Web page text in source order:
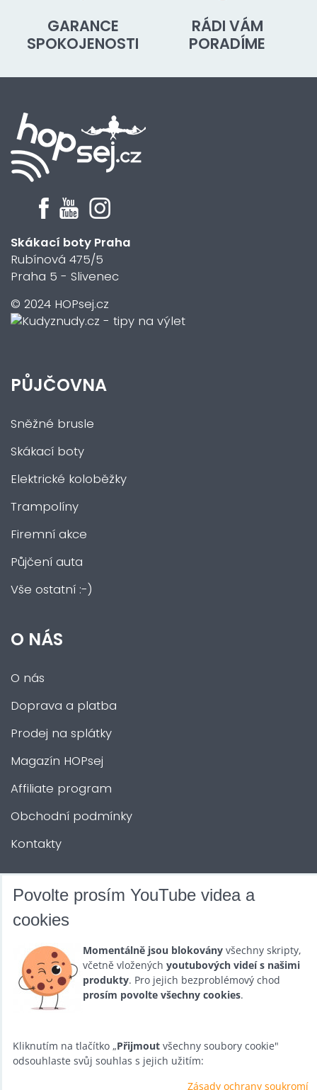
GARANCE
SPOKOJENOSTI
RÁDI VÁM
PORADÍME
Skákací boty Praha
Rubínová 475/5
Praha 5 - Slivenec
© 2024 HOPsej.cz
PŮJČOVNA
Sněžné brusle
Skákací boty
Elektrické koloběžky
Trampolíny
Firemní akce
Půjčení auta
Vše ostatní :-)
O NÁS
O nás
Doprava a platba
Prodej na splátky
Magazín HOPsej
Affiliate program
Obchodní podmínky
Kontakty
DALŠÍ SLUŽBY
Půjčovna
Promotéři
Kurzy a setkání
Velkoobchod
Nabídka práce
Povolte prosím YouTube videa a
cookies
Momentálně jsou blokovány všechny skripty,
včetně vložených youtubových videí s našimi
produkty. Pro jejich bezproblémový chod
prosím povolte všechny cookies.
Kliknutím na tlačítko „Přijmout všechny soubory cookie"
odsouhlaste svůj souhlas s jejich užitím:
Zásady ochrany soukromí